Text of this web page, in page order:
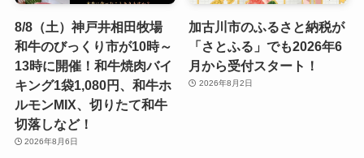
8/8（土）神戸井相田牧場
和牛のびっくり市が10時～
13時に開催！和牛焼肉バイ
キング1袋1,080円、和牛ホ
ルモンMIX、切りたて和牛
切落しなど！
2026年8月6日
加古川市のふるさと納税が
「さとふる」でも2026年6
月から受付スタート！
2026年8月2日